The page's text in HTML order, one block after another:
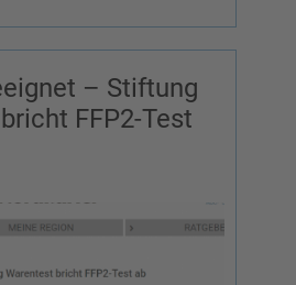
– Stiftung
FFP2-Test